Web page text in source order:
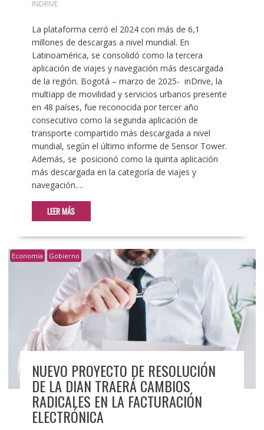
INDRIVE
La plataforma cerró el 2024 con más de 6,1
millones de descargas a nivel mundial. En
Latinoamérica, se consolidó como la tercera
aplicación de viajes y navegación más descargada
de la región. Bogotá – marzo de 2025- inDrive, la
multiapp de movilidad y servicios urbanos presente
en 48 países, fue reconocida por tercer año
consecutivo como la segunda aplicación de
transporte compartido más descargada a nivel
mundial, según el último informe de Sensor Tower.
Además, se posicionó como la quinta aplicación
más descargada en la categoría de viajes y
navegación.…
LEER MÁS
Economía Gobierno
NUEVO PROYECTO DE RESOLUCIÓN
DE LA DIAN TRAERÁ CAMBIOS
RADICALES EN LA FACTURACIÓN
ELECTRÓNICA